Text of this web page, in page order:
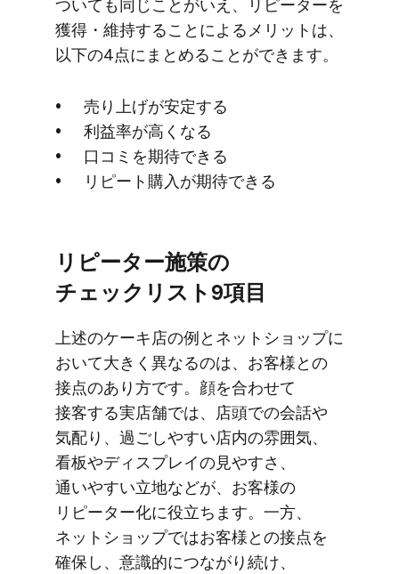
ついても​同じことがいえ、​リピーターを​
獲得・維持する​ことに​よる​メリットは、​
以下の​4点に​まとめる​ことができます。
売り上げが​安定する
利益率が​高くなる
口コミを​期待できる
リピート購入が​期待できる
リピーター施策の​
チェックリスト9項目
上述の​ケーキ店の​例と​ネットショップに​
おいて​大きく​異なるのは、​お客様との​
接点の​あり方です。​顔を​合わせて​
接客する​実店舗では、​店頭での​会話や​
気配り、​過ごしや​すい​店内の​雰囲気、​
看板や​ディスプレイの​見やすさ、​
通いやすい​立地などが、​お客様の​
リピーター化に​役立ちます。​一方、​
ネットショップでは​お客様との​接点を​
確保し、​意識的に​つながり続け、​